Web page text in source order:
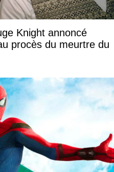
Knight annoncé
procès du meurtre du